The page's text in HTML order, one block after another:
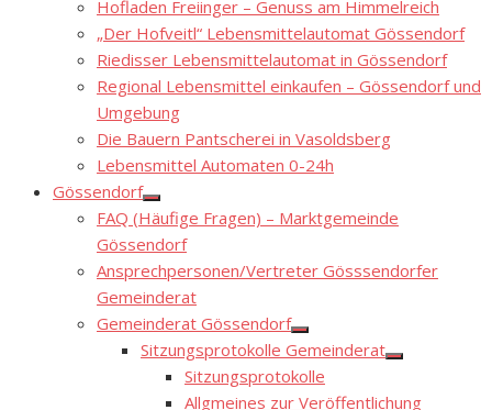
Hofladen Freiinger – Genuss am Himmelreich
„Der Hofveitl“ Lebensmittelautomat Gössendorf
Riedisser Lebensmittelautomat in Gössendorf
Regional Lebensmittel einkaufen – Gössendorf und
Umgebung
Die Bauern Pantscherei in Vasoldsberg
Lebensmittel Automaten 0-24h
Gössendorf
Show
sub
menu
FAQ (Häufige Fragen) – Marktgemeinde
Gössendorf
Ansprechpersonen/Vertreter Gösssendorfer
Gemeinderat
Gemeinderat Gössendorf
Show
sub
menu
Sitzungsprotokolle Gemeinderat
Show
menu
Sitzungsprotokolle
Allgmeines zur Veröffentlichung